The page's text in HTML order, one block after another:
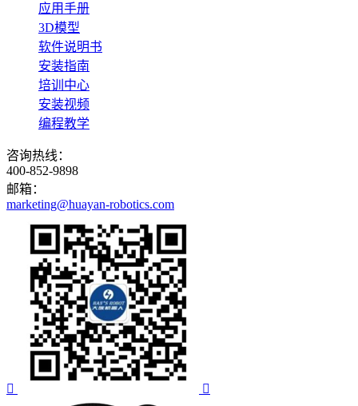
应用手册
3D模型
软件说明书
安装指南
培训中心
安装视频
编程教学
咨询热线：
400-852-9898
邮箱：
marketing@huayan-robotics.com